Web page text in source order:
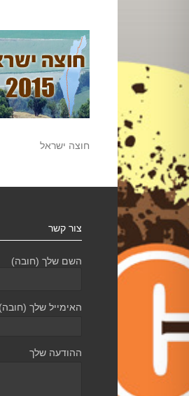
חוצה ישראל
צור קשר
השם שלך (חובה)
האימייל שלך (חובה)
ההודעה שלך